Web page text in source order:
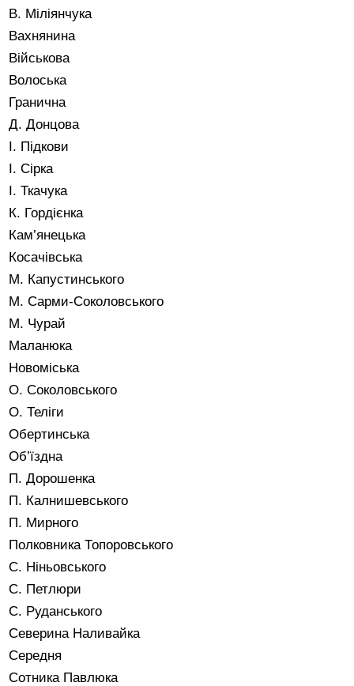
В. Міліянчука
Вахнянина
Військова
Волоська
Гранична
Д. Донцова
І. Підкови
І. Сірка
І. Ткачука
К. Гордієнка
Кам’янецька
Косачівська
М. Капустинського
М. Сарми-Соколовського
М. Чурай
Маланюка
Новоміська
О. Соколовського
О. Теліги
Обертинська
Об’їздна
П. Дорошенка
П. Калнишевського
П. Мирного
Полковника Топоровського
С. Ніньовського
С. Петлюри
С. Руданського
Северина Наливайка
Середня
Сотника Павлюка